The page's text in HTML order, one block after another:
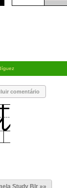
comentário
Study Blr »»